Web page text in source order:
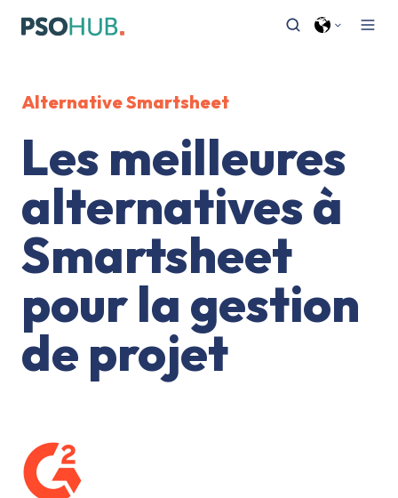
AlternativeSmartsheet
Les meilleures
alternatives à
Smartsheet
pour la gestion
de projet